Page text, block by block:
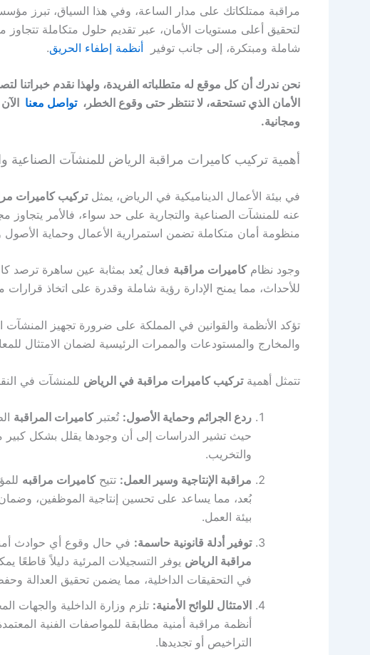
مراقبة ممتلكاتك على مدار الساعة، وفي هذا السياق، تبرز
لتحقيق أعلى مستويات الأمان، عبر تقديم حلول متكاملة
شاملة ومبتكرة، إلى جانب توفير أنظمة إطفاء الحريق.
نحن ندرك أن كل موقع له متطلباته الفريدة، ولهذا نقدم خبراتنا
الأمان الذي تستحقه، لا تنتظر حتى وقوع الخطر، تواصل معنا الآن
ومجانية.
أهمية تركيب كاميرات مراقبة الرياض للمنشآت الصناعية
في بيئة الأعمال الديناميكية في الرياض، يمثلتركيب كاميرات
عنه للمنشآت الصناعية والتجارية على حد سواء، فالأمر يتجاوز
منظومة أمان متكاملة تضمن استمرارية الأعمال وحماية الأصول
وجود نظامكاميرات مراقبة فعال يُعد بمثابة عين ساهرة ترصد
للأحداث، مما يمنح الإدارة رؤية شاملة وقدرة على اتخاذ قرارات
تؤكد الأنظمة والقوانين في المملكة على ضرورة تجهيز المنشآت
والمخارج والمستودعات والممرات الرئيسية لضمان الامتثال
تتمثل أهميةتركيب كاميرات مراقبة في الرياض للمنشآت في
ردع الجرائم وحماية الأصول: تُعتبركاميرات المراقبة
حيث تشير الدراسات إلى أن وجودها يقلل بشكل كبير
والتخريب.
مراقبة الإنتاجية وسير العمل: تتيحكاميرات مراقبه
بُعد، مما يساعد على تحسين إنتاجية الموظفين، وضمان
بيئة العمل.
توفير أدلة قانونية حاسمة: في حال وقوع أي حوادث
مراقبة الرياض يوفر التسجيلات المرئية دليلاً قاطعًا
في التحقيقات الداخلية، مما يضمن تحقيق العدالة
الامتثال للوائح الأمنية: تلزم وزارة الداخلية والجهات
أنظمة مراقبة أمنية مطابقة للمواصفات الفنية
التراخيص أو تجديدها.